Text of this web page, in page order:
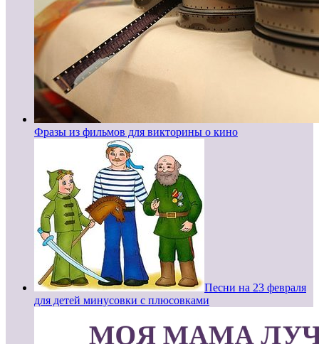
Фразы из фильмов для викторины о кино
Песни на 23 февраля
для детей минусовки с плюсовками